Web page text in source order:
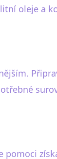
oleje a
pomoci